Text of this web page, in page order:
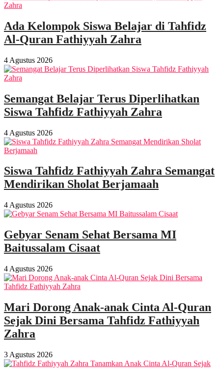
Ada Kelompok Siswa Belajar di Tahfidz
Al-Quran Fathiyyah Zahra
4 Agustus 2026
Semangat Belajar Terus Diperlihatkan
Siswa Tahfidz Fathiyyah Zahra
4 Agustus 2026
Siswa Tahfidz Fathiyyah Zahra Semangat
Mendirikan Sholat Berjamaah
4 Agustus 2026
Gebyar Senam Sehat Bersama MI
Baitussalam Cisaat
4 Agustus 2026
Mari Dorong Anak-anak Cinta Al-Quran
Sejak Dini Bersama Tahfidz Fathiyyah
Zahra
3 Agustus 2026